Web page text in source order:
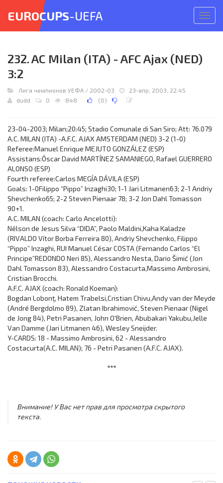
меню
EUROCUPS-UEFA
232. AC Milan (ITA) - AFC Ajax (NED)
3:2
Лига чемпионов УЕФА / 2002-03
23-апр, 2003, 22:45
dudd
0 848 (0)
23-04-2003; Milan;20:45; Stadio Comunale di San Siro; Att: 76.079
A.C. MILAN (ITA) -A.F.C. AJAX AMSTERDAM (NED) 3-2 (1-0)
Referee:Manuel Enrique MEJUTO GONZÁLEZ (ESP)
Assistans:Óscar David MARTÍNEZ SAMANIEGO, Rafael GUERRERO
ALONSO (ESP)
Fourth referee:Carlos MEGÍA DÁVILA (ESP)
Goals: 1-0Filippo “Pippo” Inzaghi30; 1-1 Jari Litmanen63; 2-1 Andriy
Shevchenko65; 2-2 Steven Pienaar 78; 3-2 Jon Dahl Tomasson
90+1.
A.C. MILAN (coach: Carlo Ancelotti):
Nélson de Jesus Silva “DIDA”, Paolo Maldini,Kaha Kaladze
(RIVALDO Vítor Borba Ferreira 80), Andriy Shevchenko, Filippo
“Pippo” Inzaghi, RUI Manuel César COSTA (Fernando Carlos “El
Principe”REDONDO Neri 85), Alessandro Nesta, Dario Šimić (Jon
Dahl Tomasson 83), Alessandro Costacurta,Massimo Ambrosini,
Cristian Brocchi.
A.F.C. AJAX (coach: Ronald Koeman):
Bogdan Lobonţ, Hatem Trabelsi,Cristian Chivu,Andy van der Meyde
(André Bergdølmo 89), Zlatan Ibrahimović, Steven Pienaar (Nigel
de Jong 84), Petri Pasanen, John O'Brien, Abubakari Yakubu,Jelle
Van Damme (Jari Litmanen 46), Wesley Sneijder.
Y-CARDS: 18 - Massimo Ambrosini, 62 - Alessandro
Costacurta(A.C. MILAN); 76 - Petri Pasanen (A.F.C. AJAX).
***
Внимание! У Вас нет прав для просмотра скрытого
текста.